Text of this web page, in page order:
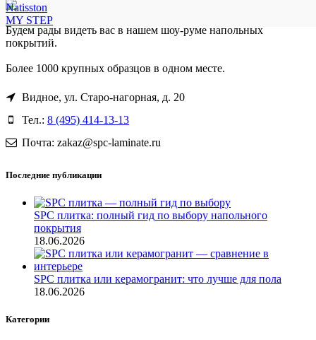
Natisston
MY STEP
Будем рады видеть вас в нашем шоу-руме напольных
покрытий.
Более 1000 крупных образцов в одном месте.
Видное, ул. Старо-нагорная, д. 20
Тел.: 8 (495) 414-13-13
Почта: zakaz@spc-laminate.ru
Последние публикации
SPC плитка: полный гид по выбору напольного
покрытия
18.06.2026
SPC плитка или керамогранит: что лучше для пола
18.06.2026
Категории